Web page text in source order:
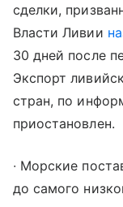
сделки,
Власти Ливии
30 дней после
Экспорт
стран, по
приостановлен.
∙ Морские
до самого